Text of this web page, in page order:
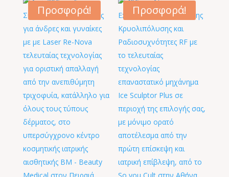
99,00 €.είναι:
49,00 €.
Προσφορά! Προσφορά!